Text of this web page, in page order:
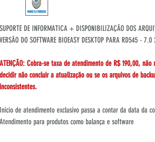
SUPORTE DE INFORMATICA + DISPONIBILIZAÇÃO DOS
VERSÃO DO SOFTWARE BIOEASY DESKTOP PARA RD545 -
ATENÇÃO: Cobra-se taxa de atendimento de R$ 190,00,
decidir não concluir a atualização ou se os arquivos de
inconsistentes.
Inicio de atendimento exclusivo passa a contar da data da
Atendimento para produtos como balança e software